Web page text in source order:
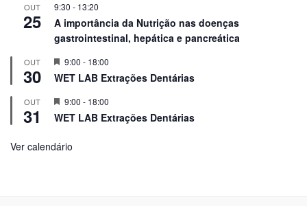
OUT
25
9:30 - 13:20
A importância da Nutrição nas doenças
gastrointestinal, hepática e pancreática
OUT
30
Em
Destaque!
9:00 - 18:00
WET LAB Extrações Dentárias
OUT
31
Em
Destaque!
9:00 - 18:00
WET LAB Extrações Dentárias
Ver calendário